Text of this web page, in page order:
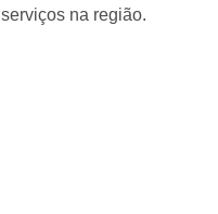
na região.